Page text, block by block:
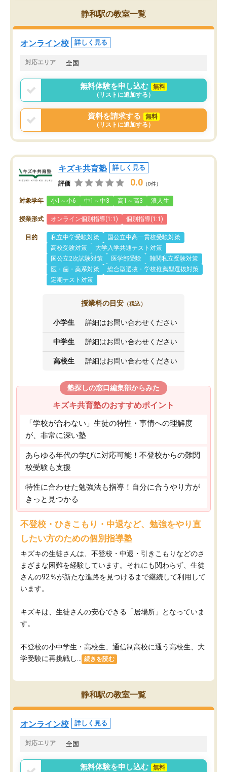
静和駅の教室一覧
オンライン校 詳しく見る
対応エリア 全国
無料体験を申し込む
無料
（リストに追加する）
資料を請求する
無料
（リストに追加する）
キズキ共育塾 詳しく見る
評価 0.0 （0件）
対象学年 小1～小6 中1～中3 高1～高3 浪人生
授業形式 オンライン個別指導(1:1) 個別指導(1:1)
目的 私立中学受験対策
国公立中高一貫校受験対策
高校受験対策
大学入学共通テスト対策
国公立2次試験対策
医学部受験
難関私立受験対策
医・歯・薬系対策
総合型選抜・学校推薦型選抜対策
定期テスト対策
授業料の目安 （税込）
小学生 詳細はお問い合わせください
中学生 詳細はお問い合わせください
高校生 詳細はお問い合わせください
塾探しの窓口編集部からみた
キズキ共育塾のおすすめポイント
「学校が合わない」生徒の特性・事情への理解度
が、非常に深い塾
あらゆる年代の学びに対応可能！不登校からの難関
校受験も支援
特性に合わせた勉強法も指導！自分に合うやり方が
きっと見つかる
不登校・ひきこもり・中退など、勉強をやり直
したい方のための個別指導塾
キズキの生徒さんは、不登校・中退・引きこもりなどのさ
まざまな困難を経験しています。それにも関わらず、生徒
さんの92％が新たな進路を見つけるまで継続して利用して
います。
キズキは、生徒さんの安心できる「居場所」となっていま
す。
不登校の小中学生・高校生、通信制高校に通う高校生、大
学受験に再挑戦し... 続きを読む
静和駅の教室一覧
オンライン校 詳しく見る
対応エリア 全国
無料体験を申し込む
無料